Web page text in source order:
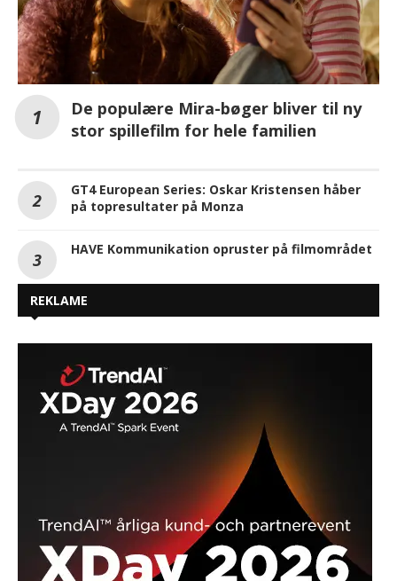
De populære Mira-bøger bliver til ny
stor spillefilm for hele familien
GT4 European Series: Oskar Kristensen håber
på topresultater på Monza
HAVE Kommunikation opruster på filmområdet
REKLAME